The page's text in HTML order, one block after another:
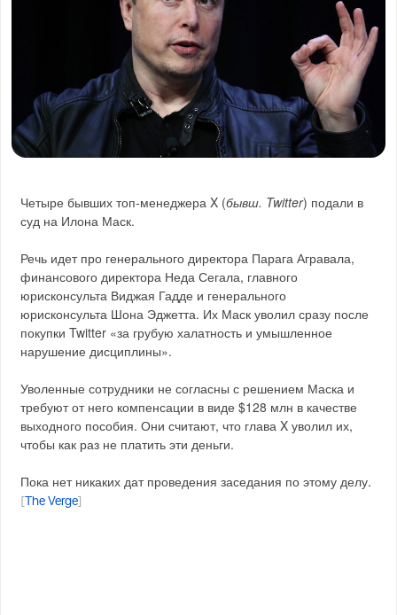
Четыре бывших топ-менеджера X (бывш. Twitter) подали в
суд на Илона Маск.
Речь идет про генерального директора Парага Агравала,
финансового директора Неда Сегала, главного
юрисконсульта Виджая Гадде и генерального
юрисконсульта Шона Эджетта. Их Маск уволил сразу после
покупки Twitter «за грубую халатность и умышленное
нарушение дисциплины».
Уволенные сотрудники не согласны с решением Маска и
требуют от него компенсации в виде $128 млн в качестве
выходного пособия. Они считают, что глава X уволил их,
чтобы как раз не платить эти деньги.
Пока нет никаких дат проведения заседания по этому делу.
The Verge